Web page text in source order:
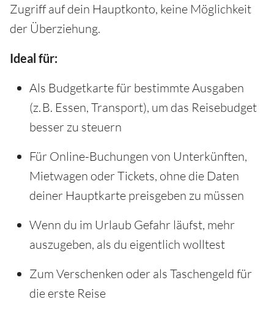
Zugriff auf dein Hauptkonto, keine Möglichkeit
der Überziehung.
Ideal für:
Als Budgetkarte für bestimmte Ausgaben
(z. B. Essen, Transport), um das Reisebudget
besser zu steuern
Für Online-Buchungen von Unterkünften,
Mietwagen oder Tickets, ohne die Daten
deiner Hauptkarte preisgeben zu müssen
Wenn du im Urlaub Gefahr läufst, mehr
auszugeben, als du eigentlich wolltest
Zum Verschenken oder als Taschengeld für
die erste Reise